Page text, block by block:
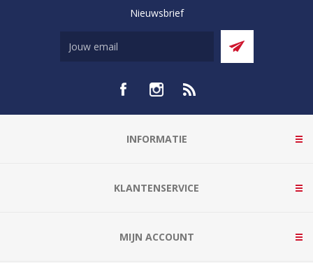
Nieuwsbrief
INFORMATIE
KLANTENSERVICE
MIJN ACCOUNT